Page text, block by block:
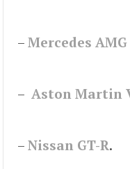
– Mercedes AMG
– Aston Martin
– Nissan GT-R.